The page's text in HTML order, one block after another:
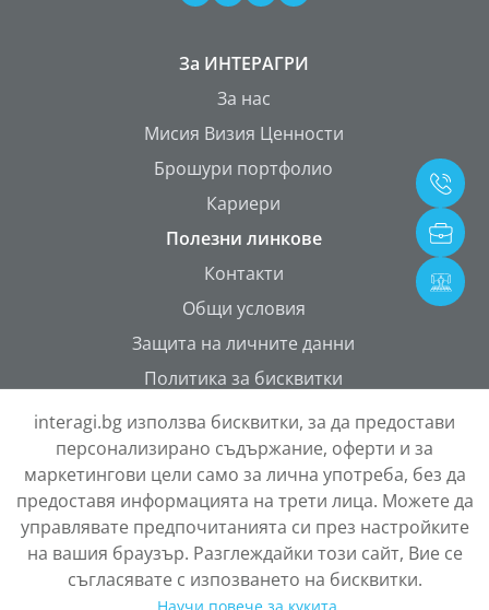
interagi.bg използва бисквитки, за да предостави
персонализирано съдържание, оферти и за
маркетингови цели само за лична употреба, без да
предоставя информацията на трети лица. Можете да
управлявате предпочитанията си през настройките
на вашия браузър. Разглеждайки този сайт, Вие се
съгласявате с изпозването на бисквитки.
За ИНТЕРАГРИ
За нас
Мисия Визия Ценности
Брошури портфолио
Кариери
Полезни линкове
Контакти
Общи условия
Защита на личните данни
Политика за бисквитки
ONETEAM Portal